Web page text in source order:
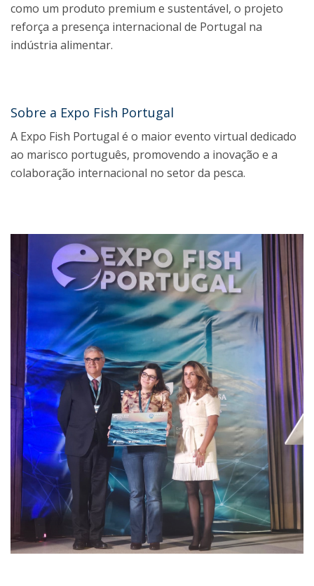
como um produto premium e sustentável, o projeto
reforça a presença internacional de Portugal na
indústria alimentar.
Sobre a Expo Fish Portugal
A Expo Fish Portugal é o maior evento virtual dedicado
ao marisco português, promovendo a inovação e a
colaboração internacional no setor da pesca.